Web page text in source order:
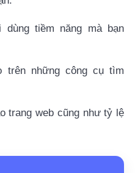
tiềm năng mà bạn
trên những công cụ tìm
trang web cũng như tỷ lệ